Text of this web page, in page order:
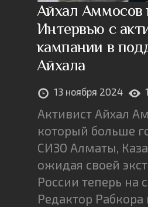
Айхал Аммосов
Интервью с
кампании в
Айхала
13 ноября 2024
Активист Айхал
который больше
СИЗО Алматы,
ожидая своей
России теперь на
Редактор Рабкора